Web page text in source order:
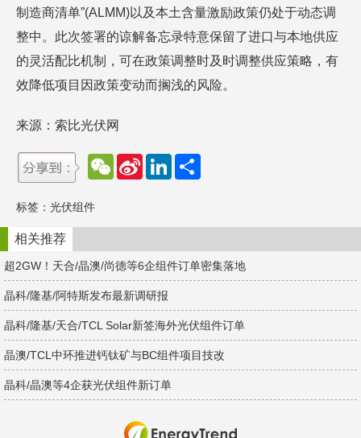
制造商清单”(ALMM)以及本土含量激励政策仍处于动态调
整中。此次签署的谅解备忘录特意保留了进口与本地供应
的灵活配比机制，可在政策调整时及时调整供应策略，有
效降低项目因政策变动而搁浅的风险。
来源：索比光伏网
W
e
t
S
e
b
o
L
d
n
标签： 光伏组件
相关推荐
超2GW！天合/晶澳/尚德等6企组件订单密集落地
晶科/隆基/阿特斯发布最新调研报
晶科/隆基/天合/TCL Solar新签海外光伏组件订单
晶澳/TCL中环推进钙钛矿与BC组件项目技改
晶科/晶澳等4企获光伏组件新订单